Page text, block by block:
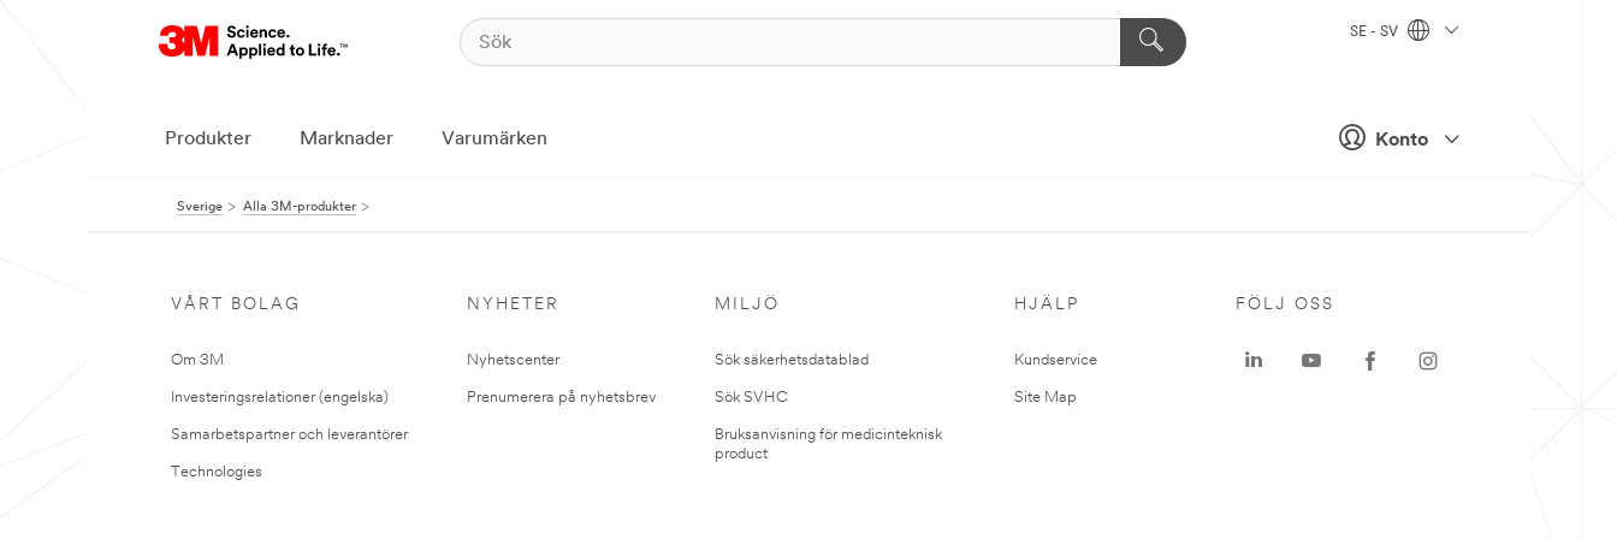
Konto
SE - SV
Produkter Marknader Varumärken
Sverige Alla 3M-produkter
VÅRT BOLAG
Om 3M
Investeringsrelationer (engelska)
Samarbetspartner och leverantörer
Technologies
NYHETER
Nyhetscenter
Prenumerera på nyhetsbrev
MILJÖ
Sök säkerhetsdatablad
Sök SVHC
Bruksanvisning för medicinteknisk
product
HJÄLP
Kundservice
Site Map
FÖLJ OSS